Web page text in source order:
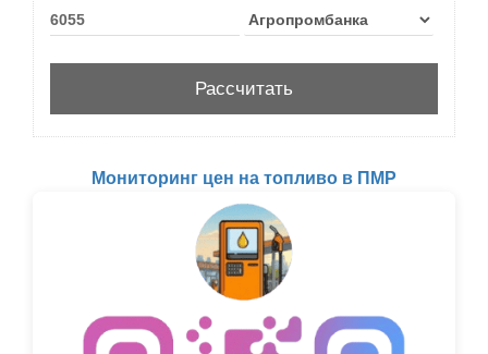
Мониторинг цен на топливо в ПМР